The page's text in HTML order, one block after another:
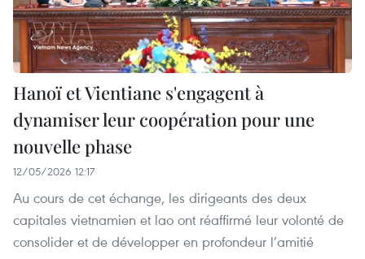
Hanoï et Vientiane s'engagent à
dynamiser leur coopération pour une
nouvelle phase
12/05/2026 12:17
Au cours de cet échange, les dirigeants des deux
capitales vietnamien et lao ont réaffirmé leur volonté de
consolider et de développer en profondeur l’amitié